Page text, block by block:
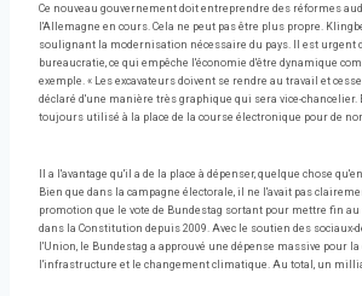
Ce nouveau gouvernement doit entreprendre des réformes
l'Allemagne en cours. Cela ne peut pas être plus propre.
soulignant la modernisation nécessaire du pays. Il est urgent
bureaucratie, ce qui empêche l'économie d'être dynamique
exemple. « Les excavateurs doivent se rendre au travail et
déclaré d'une manière très graphique qui sera vice-chancelier.
toujours utilisé à la place de la course électronique pour de
Il a l'avantage qu'il a de la place à dépenser, quelque chose
Bien que dans la campagne électorale, il ne l'avait pas
promotion que le vote de Bundestag sortant pour mettre fin au
dans la Constitution depuis 2009. Avec le soutien des sociaux-
l'Union, le Bundestag a approuvé une dépense massive pour
l'infrastructure et le changement climatique. Au total, un